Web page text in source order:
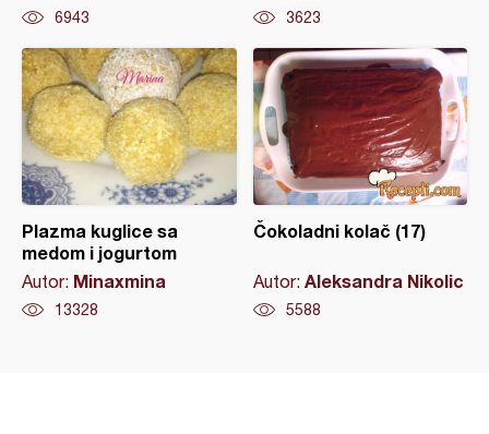
6943 3623
Plazma kuglice sa
medom i jogurtom
Autor: Minaxmina
13328
Čokoladni kolač (17)
Autor: Aleksandra Nikolic
5588